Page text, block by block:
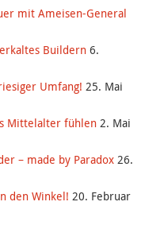
mit Ameisen-General
Buildern 6.
Umfang! 25. Mai
Mittelalter fühlen 2. Mai
– made by Paradox 26.
den Winkel! 20. Februar